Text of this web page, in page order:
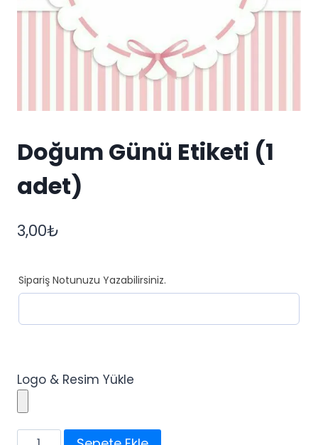
Doğum Günü Etiketi (1
adet)
3,00₺
Sipariş Notunuzu Yazabilirsiniz.
Logo & Resim Yükle
Doğum